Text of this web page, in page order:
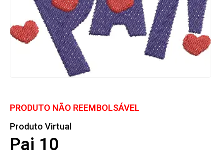
PRODUTO NÃO REEMBOLSÁVEL
Produto Virtual
Pai 10